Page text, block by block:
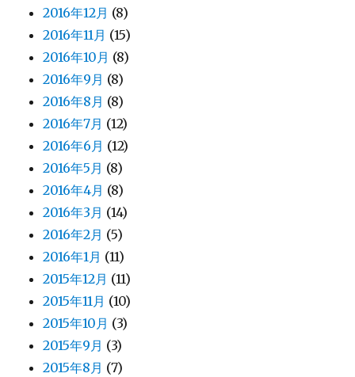
2016年12月 (8)
2016年11月 (15)
2016年10月 (8)
2016年9月 (8)
2016年8月 (8)
2016年7月 (12)
2016年6月 (12)
2016年5月 (8)
2016年4月 (8)
2016年3月 (14)
2016年2月 (5)
2016年1月 (11)
2015年12月 (11)
2015年11月 (10)
2015年10月 (3)
2015年9月 (3)
2015年8月 (7)